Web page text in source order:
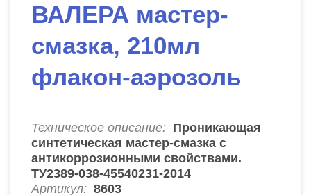
ВАЛЕРА мастер-
смазка, 210мл
флакон-аэрозоль
Техническое описание: Проникающая
синтетическая мастер-смазка с
антикоррозионными свойствами.
ТУ2389-038-45540231-2014
Артикул: 8603